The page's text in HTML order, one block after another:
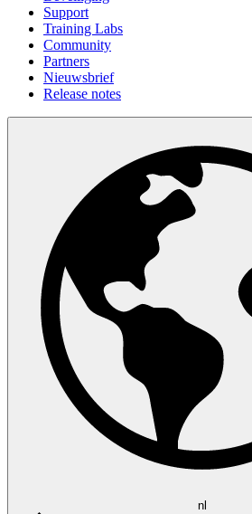
Support
Training Labs
Community
Partners
Nieuwsbrief
Release notes
nl